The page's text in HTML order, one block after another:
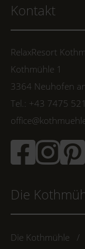
Kontakt
RelaxResort
Kothmühle 1
3364 Neuhofen
Tel.: +43 7475
Die
Die Kothmühle